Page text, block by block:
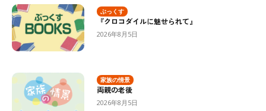
ぶっくす
『クロコダイルに魅せられて』
2026年8月5日
家族の情景
両親の老後
2026年8月5日